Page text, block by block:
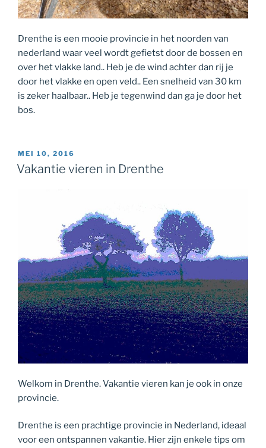
Drenthe is een mooie provincie in het noorden van
nederland waar veel wordt gefietst door de bossen en
over het vlakke land.. Heb je de wind achter dan rij je
door het vlakke en open veld.. Een snelheid van 30 km
is zeker haalbaar.. Heb je tegenwind dan ga je door het
bos.
GEPLAATST
OP
MEI 10, 2016
Vakantie vieren in Drenthe
Welkom in Drenthe. Vakantie vieren kan je ook in onze
provincie.
Drenthe is een prachtige provincie in Nederland, ideaal
voor een ontspannen vakantie. Hier zijn enkele tips om